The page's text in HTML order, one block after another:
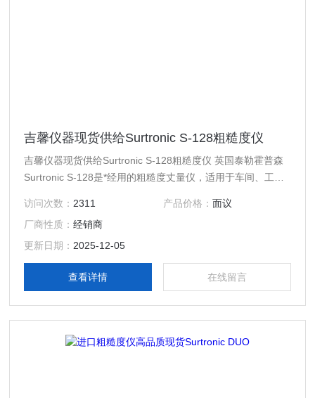
吉馨仪器现货供给Surtronic S-128粗糙度仪
吉馨仪器现货供给Surtronic S-128粗糙度仪 英国泰勒霍普森
Surtronic S-128是*经用的粗糙度丈量仪，适用于车间、工业
业的生产商们有着紧密的合作关系，吉馨仪器专业总代理的英
国Taylor Hobson泰勒霍普森专心于研制关于如今精细职业中
Z要害的质量操控技能。Surtronic S-128粗糙度仪适用于车
间、工业和检查
访问次数： 2311 产品价格： 面议
厂商性质：经销商
更新日期： 2025-12-05
查看详情 在线留言